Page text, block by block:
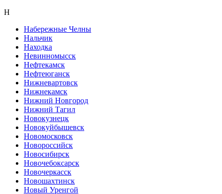
Н
Набережные Челны
Нальчик
Находка
Невинномысск
Нефтекамск
Нефтеюганск
Нижневартовск
Нижнекамск
Нижний Новгород
Нижний Тагил
Новокузнецк
Новокуйбышевск
Новомосковск
Новороссийск
Новосибирск
Новочебоксарск
Новочеркасск
Новошахтинск
Новый Уренгой